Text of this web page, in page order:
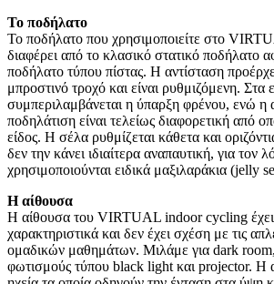
Το ποδήλατο
Το ποδήλατο που χρησιμοποιείτε στο
διαφέρει από το κλασικό στατικό ποδήλατο
ποδήλατο τύπου πίστας. Η αντίσταση
μπροστινό τροχό και είναι ρυθμιζόμενη. Στα
συμπεριλαμβάνεται η ύπαρξη φρένου, ενώ η
ποδηλάτιση είναι τελείως διαφορετική από
είδος. Η σέλα ρυθμίζεται κάθετα και
δεν την κάνει ιδιαίτερα αναπαυτική, για τον
χρησιμοποιούνται ειδικά μαξιλαράκια (jelly
Η αίθουσα
Η αίθουσα του VIRTUAL indoor cycling έχει
χαρακτηριστικά και δεν έχει σχέση με τις
ομαδικών μαθημάτων. Μιλάμε για dark
φωτισμούς τύπου black light και projector. Η